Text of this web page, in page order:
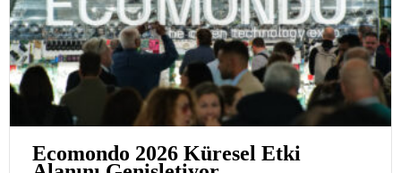
Ecomondo 2026 Küresel Etki